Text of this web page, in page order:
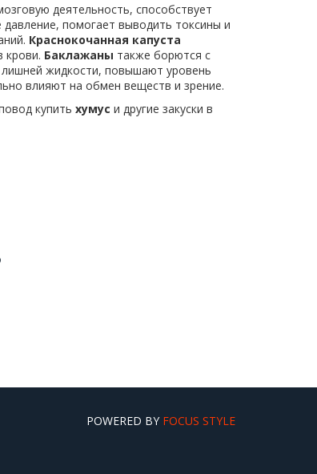
деятельность, способствует
помогает выводить токсины и
Краснокочанная капуста
крови. Баклажаны также борются с
жидкости, повышают уровень
влияют на обмен веществ и зрение.
купить хумус и другие закуски в
POWERED BY FOCUS STYLE